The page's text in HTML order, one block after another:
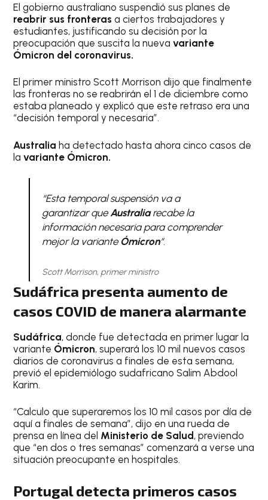
El gobierno australiano suspendió sus planes de
reabrir sus fronteras a ciertos trabajadores y
estudiantes, justificando su decisión por la
preocupación que suscita la nuevavariante
Ómicron del coronavirus.
El primer ministro Scott Morrison dijo que finalmente
las fronteras no se reabrirán el 1 de diciembre como
estaba planeado y explicó que este retraso era una
“decisión temporal y necesaria”.
Australia ha detectado hasta ahora cinco casos de
lavariante Ómicron.
“Esta temporal suspensión va a
garantizar queAustraliarecabe la
información necesaria para comprender
mejor la variante Ómicron“.
Scott Morrison, primer ministro
Sudáfrica presenta aumento de
casos COVID de manera alarmante
Sudáfrica, donde fue detectada en primer lugar la
variante Ómicron, superará los 10 mil nuevos casos
diarios de coronavirus a finales de esta semana,
previó el epidemiólogo sudafricano Salim Abdool
Karim.
“Calculo que superaremos los 10 mil casos por día de
aquí a finales de semana”, dijo en una rueda de
prensa en línea del Ministerio de Salud , previendo
que “en dos o tres semanas” comenzará a verse una
situación preocupante en hospitales.
Portugal detecta primeros casos